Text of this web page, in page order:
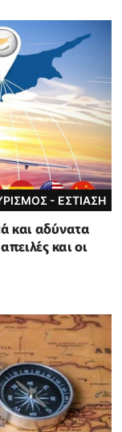
- ΕΣΤΙΑΣΗ
και αδύνατα
και οι